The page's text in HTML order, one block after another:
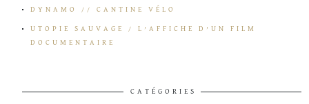
DYNAMO // CANTINE VÉLO
UTOPIE SAUVAGE / L’AFFICHE D’UN FILM
DOCUMENTAIRE
CATÉGORIES